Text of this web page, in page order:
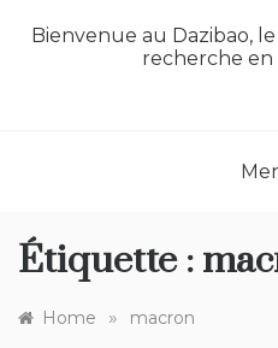
Bienvenue au Dazibao,
recherche en
Étiquette :
Home » macron